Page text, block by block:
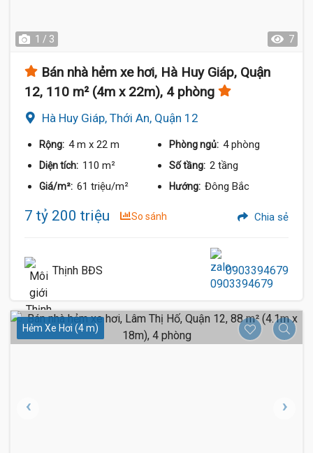
1 / 3 7
Bán nhà hẻm xe hơi, Hà Huy Giáp, Quận
12, 110 m² (4m x 22m), 4 phòng
Hà Huy Giáp, Thới An, Quận 12
Rộng: 4 m x 22 m Phòng ngủ: 4 phòng
Diện tích: 110 m² Số tầng: 2 tầng
Giá/m²: 61 triệu/m² Hướng: Đông Bắc
7 tỷ 200 triệu So sánh Chia sẻ
Thịnh BĐS 0903394679
Hẻm Xe Hơi (4 m)